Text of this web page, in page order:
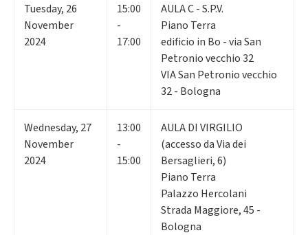
Tuesday, 26
November
2024
15:00
-
17:00
AULA C - S.P.V.
Piano Terra
edificio in Bo - via San
Petronio vecchio 32
VIA San Petronio vecchio
32 - Bologna
Wednesday, 27
November
2024
13:00
-
15:00
AULA DI VIRGILIO
(accesso da Via dei
Bersaglieri, 6)
Piano Terra
Palazzo Hercolani
Strada Maggiore, 45 -
Bologna